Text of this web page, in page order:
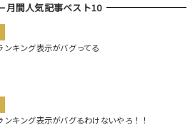
月間人気記事ベスト10
ンキング表示がバグってる
ンキング表示がバグるわけないやろ！！